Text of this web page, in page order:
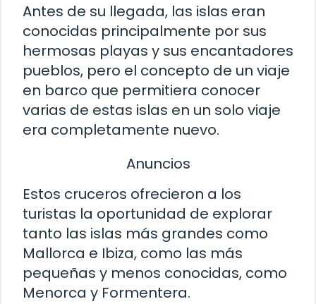
Antes de su llegada, las islas eran
conocidas principalmente por sus
hermosas playas y sus encantadores
pueblos, pero el concepto de un viaje
en barco que permitiera conocer
varias de estas islas en un solo viaje
era completamente nuevo.
Anuncios
Estos cruceros ofrecieron a los
turistas la oportunidad de explorar
tanto las islas más grandes como
Mallorca e Ibiza, como las más
pequeñas y menos conocidas, como
Menorca y Formentera.